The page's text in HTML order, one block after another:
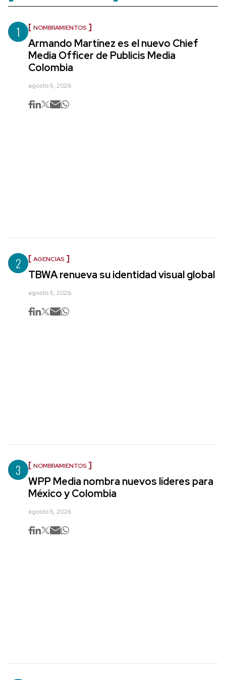
1 NOMBRAMIENTOS
Armando Martínez es el nuevo Chief
Media Officer de Publicis Media
Colombia
agosto 5, 2026
2 AGENCIAS
TBWA renueva su identidad visual global
agosto 5, 2026
3 NOMBRAMIENTOS
WPP Media nombra nuevos líderes para
México y Colombia
agosto 5, 2026